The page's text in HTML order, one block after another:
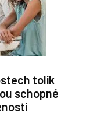
tolik
schopné